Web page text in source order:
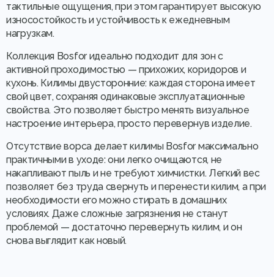
тактильные ощущения, при этом гарантирует высокую
износостойкость и устойчивость к ежедневным
нагрузкам.
Коллекция Bosfor идеально подходит для зон с
активной проходимостью — прихожих, коридоров и
кухонь. Килимы двусторонние: каждая сторона имеет
свой цвет, сохраняя одинаковые эксплуатационные
свойства. Это позволяет быстро менять визуальное
настроение интерьера, просто перевернув изделие.
Отсутствие ворса делает килимы Bosfor максимально
практичными в уходе: они легко очищаются, не
накапливают пыль и не требуют химчистки. Легкий вес
позволяет без труда свернуть и перенести килим, а при
необходимости его можно стирать в домашних
условиях. Даже сложные загрязнения не станут
проблемой — достаточно перевернуть килим, и он
снова выглядит как новый.